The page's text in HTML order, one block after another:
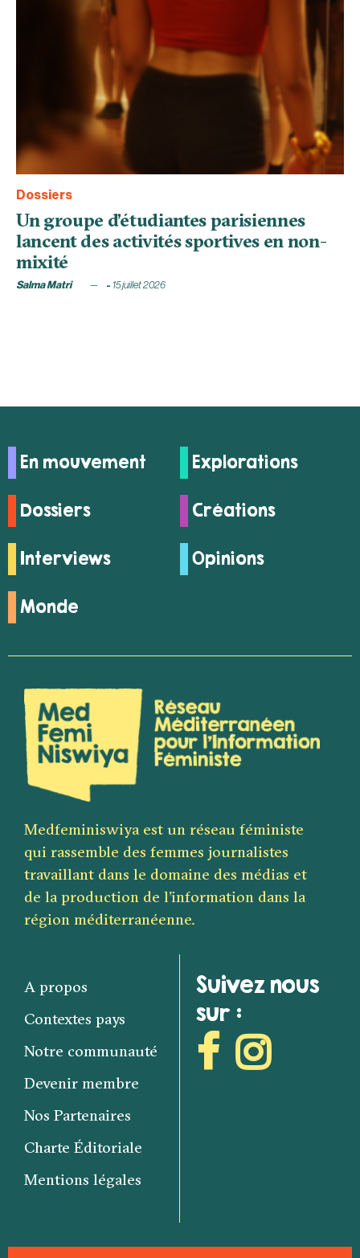
Dossiers
Un groupe d’étudiantes parisiennes
lancent des activités sportives en non-
mixité
Salma Matri 15 juillet 2026
En mouvement Explorations
Dossiers Créations
Interviews Opinions
Monde
Medfeminiswiya est un réseau féministe
qui rassemble des femmes journalistes
travaillant dans le domaine des médias et
de la production de l’information dans la
région méditerranéenne.
A propos
Contextes pays
Notre communauté
Devenir membre
Nos Partenaires
Charte Éditoriale
Mentions légales
Suivez nous
sur :